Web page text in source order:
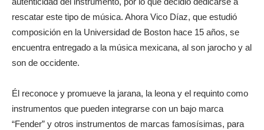
rescatar este tipo de música. Ahora Vico Díaz, que estudió
composición en la Universidad de Boston hace 15 años, se
encuentra entregado a la música mexicana, al son jarocho y al
son de occidente.
Él reconoce y promueve la jarana, la leona y el requinto como
instrumentos que pueden integrarse con un bajo marca
“Fender” y otros instrumentos de marcas famosísimas, para